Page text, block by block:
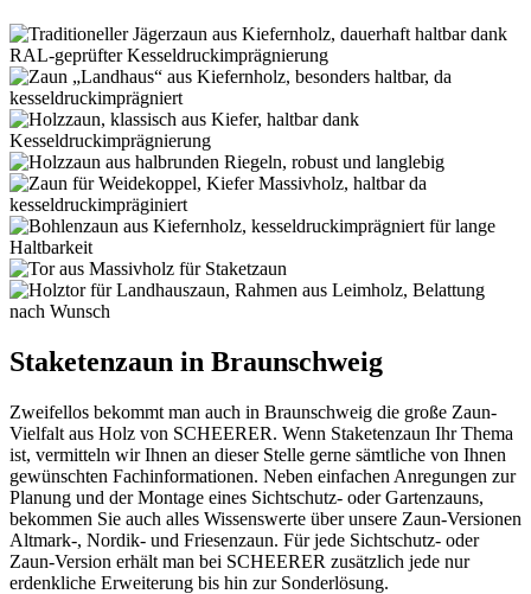
Staketenzaun in Braunschweig
Zweifellos bekommt man auch in Braunschweig die große Zaun-
Vielfalt aus Holz von SCHEERER. Wenn Staketenzaun Ihr Thema
ist, vermitteln wir Ihnen an dieser Stelle gerne sämtliche von Ihnen
gewünschten Fachinformationen. Neben einfachen Anregungen zur
Planung und der Montage eines Sichtschutz- oder Gartenzauns,
bekommen Sie auch alles Wissenswerte über unsere Zaun-Versionen
Altmark-, Nordik- und Friesenzaun. Für jede Sichtschutz- oder
Zaun-Version erhält man bei SCHEERER zusätzlich jede nur
erdenkliche Erweiterung bis hin zur Sonderlösung.